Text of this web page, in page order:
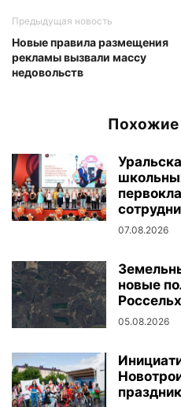
Предыдущая новость
Новые правила размещения
рекламы вызвали массу
недовольств
Похожие
07.08.2026
новые
05.08.2026